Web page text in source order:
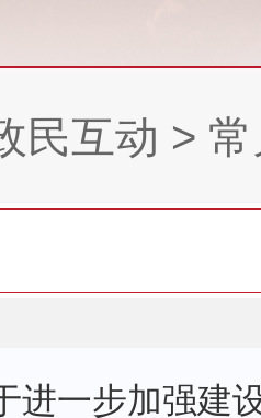
民互动 >